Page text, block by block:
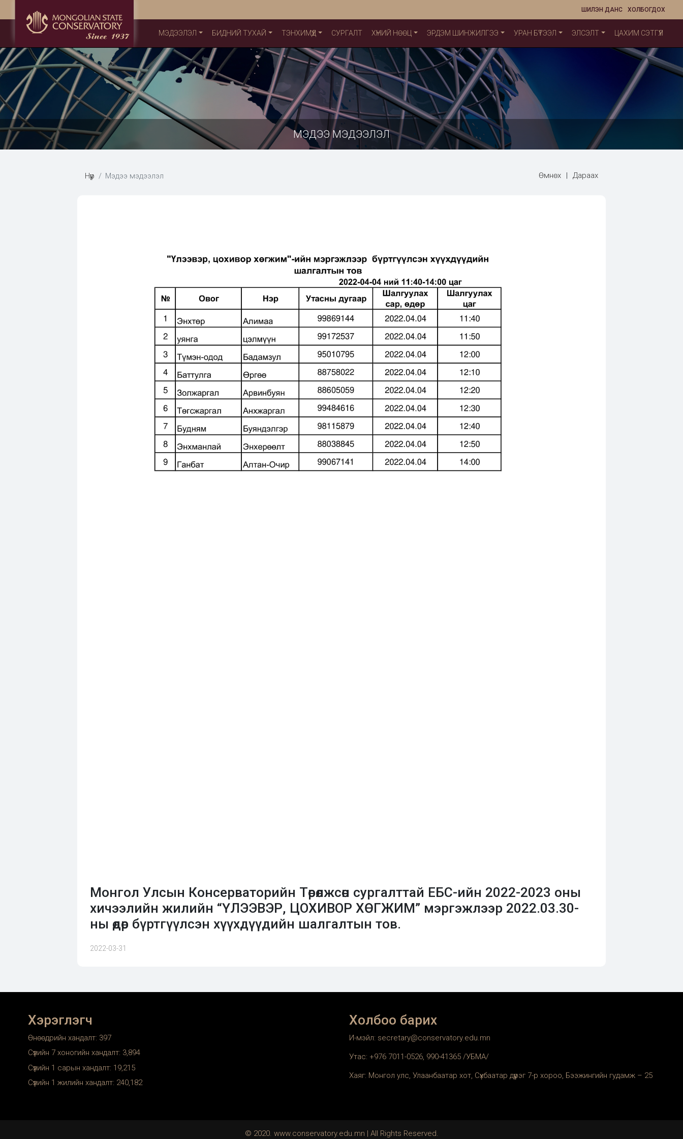
ХОЛБОГДОХ
ШИЛЭН ДАНС
МЭДЭЭЛЭЛ БИДНИЙ ТУХАЙ ТЭНХИМҮҮД СУРГАЛТ ХҮНИЙ НӨӨЦ ЭРДЭМ ШИНЖИЛГЭЭ УРАН БҮТЭЭЛ ЭЛСЭЛТ ЦАХИМ СЭТГҮҮЛ
МЭДЭЭ МЭДЭЭЛЭЛ
Нүүр Мэдээ мэдээлэл Өмнөх | Дараах
Монгол Улсын Консерваторийн Төрөлжсөн сургалттай ЕБС-ийн 2022-2023 оны
хичээлийн жилийн “ҮЛЭЭВЭР, ЦОХИВОР ХӨГЖИМ” мэргэжлээр 2022.03.30-
ны өдөр бүртгүүлсэн хүүхдүүдийн шалгалтын тов.
2022-03-31
Хэрэглэгч
Өнөөдрийн хандалт: 397
Сүүлийн 7 хоногийн хандалт: 3,894
Сүүлийн 1 сарын хандалт: 19,215
Сүүлийн 1 жилийн хандалт: 240,182
Холбоо барих
И-мэйл: secretary@conservatory.edu.mn
Утас: +976 7011-0526, 990-41365 /УБМА/
Хаяг: Монгол улс, Улаанбаатар хот, Сүхбаатар дүүрэг 7-р хороо, Бээжингийн гудамж – 25
© 2020. www.conservatory.edu.mn | All Rights Reserved.